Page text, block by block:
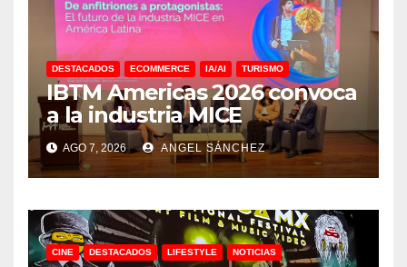
DESTACADOS ECOMMERCE IA/AI TURISMO
IBTM Americas 2026 convoca
a la industria MICE
AGO 7, 2026 ANGEL SÁNCHEZ
CINE DESTACADOS LIFESTYLE NOTICIAS